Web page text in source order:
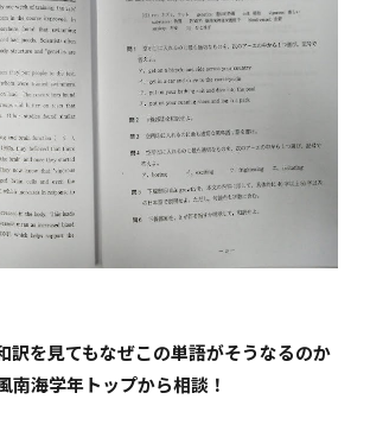
訳を見てもなぜこの単語がそうなるのか
南海学年トップから相談！